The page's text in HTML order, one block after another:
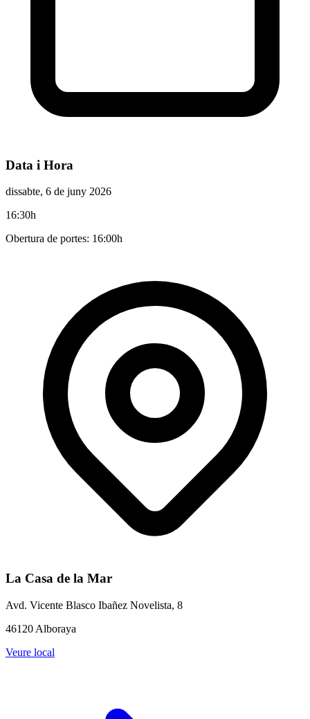
Data i Hora
dissabte, 6 de juny 2026
16:30h
Obertura de portes: 16:00h
La Casa de la Mar
Avd. Vicente Blasco Ibañez Novelista, 8
46120 Alboraya
Veure local